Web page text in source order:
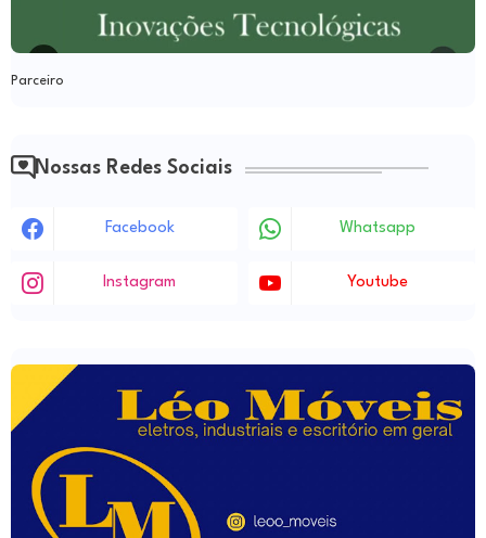
Parceiro
Nossas Redes Sociais
Facebook Whatsapp
Instagram Youtube